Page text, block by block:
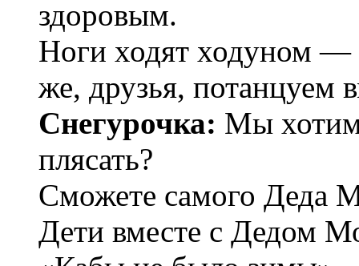
здоровым.
Ноги ходят ходуном —
же, друзья, потанцуем
Снегурочка: Мы хотим
плясать?
Сможете самого Деда
Дети вместе с Дедом